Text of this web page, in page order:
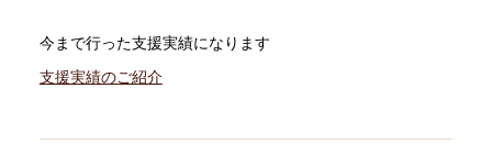
今まで行った支援実績になります
支援実績のご紹介